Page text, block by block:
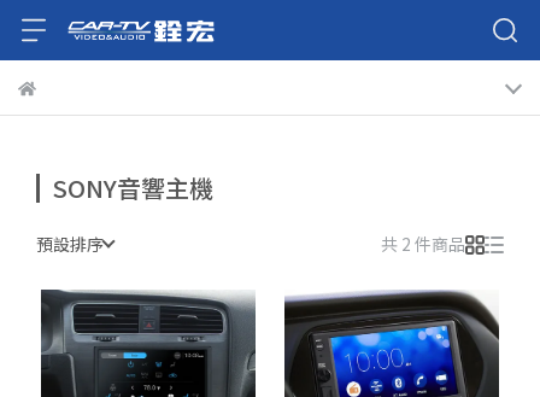
SONY音響主機
預設排序 共 2 件商品